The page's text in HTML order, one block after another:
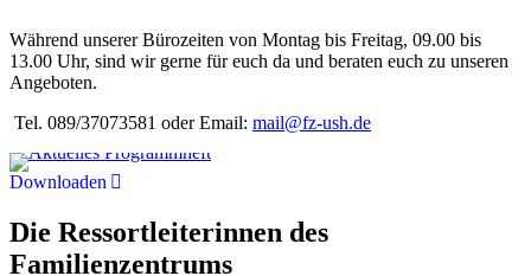
Während unserer Bürozeiten von Montag bis Freitag, 09.00 bis
13.00 Uhr, sind wir gerne für euch da und beraten euch zu unseren
Angeboten.
Tel. 089/37073581 oder Email: mail@fz-ush.de
Downloaden
Die Ressortleiterinnen des
Familienzentrums